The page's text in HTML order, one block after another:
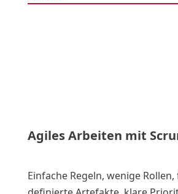
Agiles Arbeiten mit
Einfache Regeln, wenige